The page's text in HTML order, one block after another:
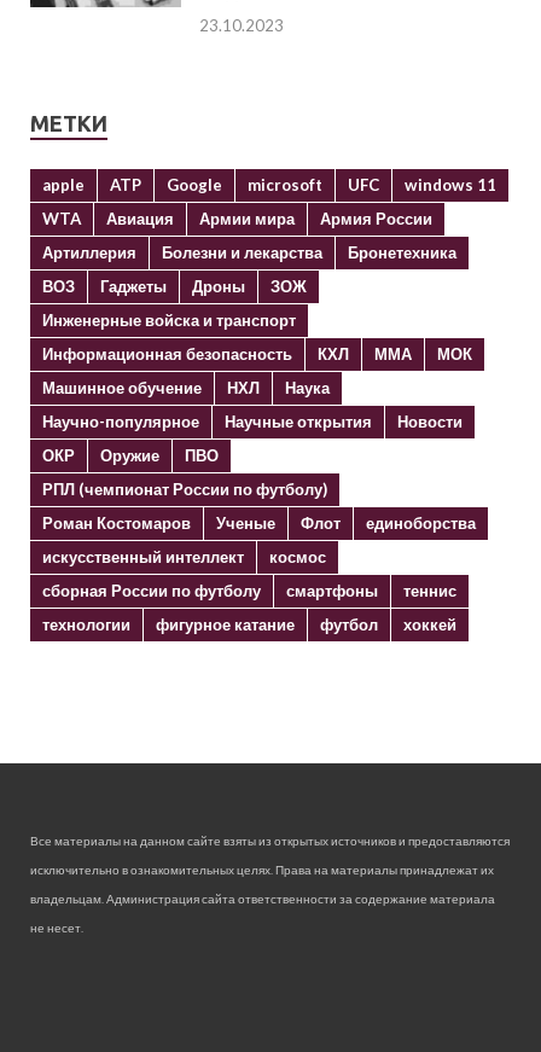
23.10.2023
МЕТКИ
apple ATP Google microsoft UFC
windows 11
WTA
Авиация Армии мира
Армия России
Артиллерия
Болезни и лекарства
Бронетехника
ВОЗ
Гаджеты Дроны
ЗОЖ
Инженерные войска и транспорт
Информационная безопасность
КХЛ ММА
МОК
Машинное обучение
НХЛ
Наука
Научно-популярное
Научные открытия
Новости
ОКР
Оружие
ПВО
РПЛ (чемпионат России по футболу)
Роман Костомаров
Ученые Флот
единоборства
искусственный интеллект
космос
сборная России по футболу
смартфоны
теннис
технологии
фигурное катание футбол хоккей
Все материалы на данном сайте взяты из открытых источников и предоставляются
исключительно в ознакомительных целях. Права на материалы принадлежат их
владельцам. Администрация сайта ответственности за содержание материала
не несет.